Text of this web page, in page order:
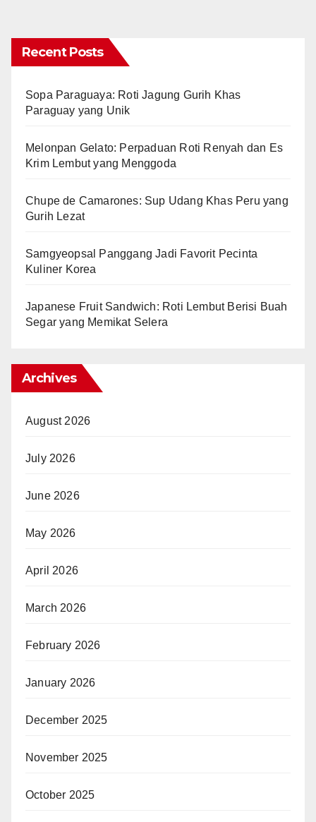
Recent Posts
Sopa Paraguaya: Roti Jagung Gurih Khas
Paraguay yang Unik
Melonpan Gelato: Perpaduan Roti Renyah dan Es
Krim Lembut yang Menggoda
Chupe de Camarones: Sup Udang Khas Peru yang
Gurih Lezat
Samgyeopsal Panggang Jadi Favorit Pecinta
Kuliner Korea
Japanese Fruit Sandwich: Roti Lembut Berisi Buah
Segar yang Memikat Selera
Archives
August 2026
July 2026
June 2026
May 2026
April 2026
March 2026
February 2026
January 2026
December 2025
November 2025
October 2025